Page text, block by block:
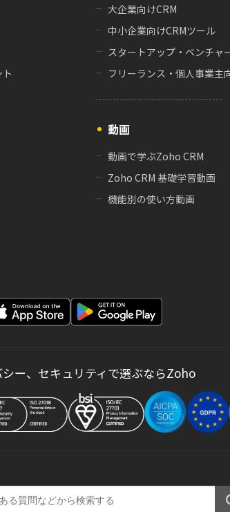
大企業向けCRM
中小企業向けCRMツール
スタートアップ・ベンチャ
フリーランス・個人事業主
動画
動画で学ぶZoho CRM
Zoho CRM 基礎学習動画
機能別の使い方動画
シー、セキュリティで選ぶならZoho